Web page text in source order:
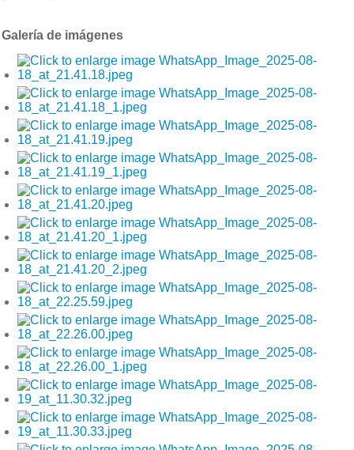
Galería de imágenes